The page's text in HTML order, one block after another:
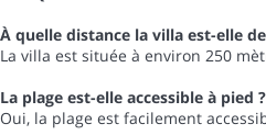
À quelle distance la villa est-elle
La villa est située à environ 250
La plage est-elle accessible à pied ?
Oui, la plage est facilement